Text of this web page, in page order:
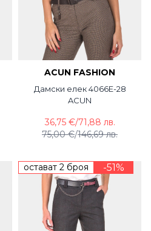
ACUN FASHION
Дамски елек 4066E-28
ACUN
75,00 €/146,69 лв.
36,75 €/71,88 лв.
остават 2 броя -51%